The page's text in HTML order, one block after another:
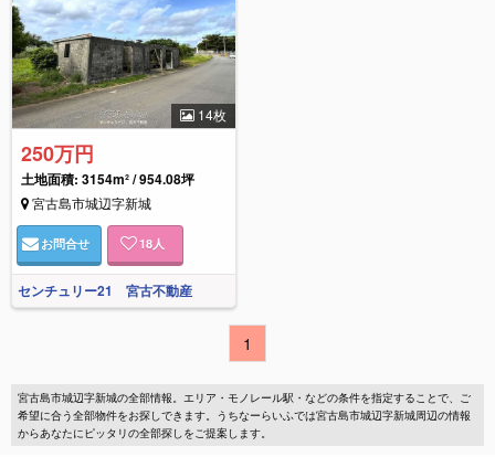
14枚
250万円
土地面積: 3154m² / 954.08坪
宮古島市城辺字新城
お問合せ 18人
センチュリー21 宮古不動産
1
宮古島市城辺字新城の全部情報。エリア・モノレール駅・などの条件を指定することで、ご
希望に合う全部物件をお探しできます。うちなーらいふでは宮古島市城辺字新城周辺の情報
からあなたにピッタリの全部探しをご提案します。